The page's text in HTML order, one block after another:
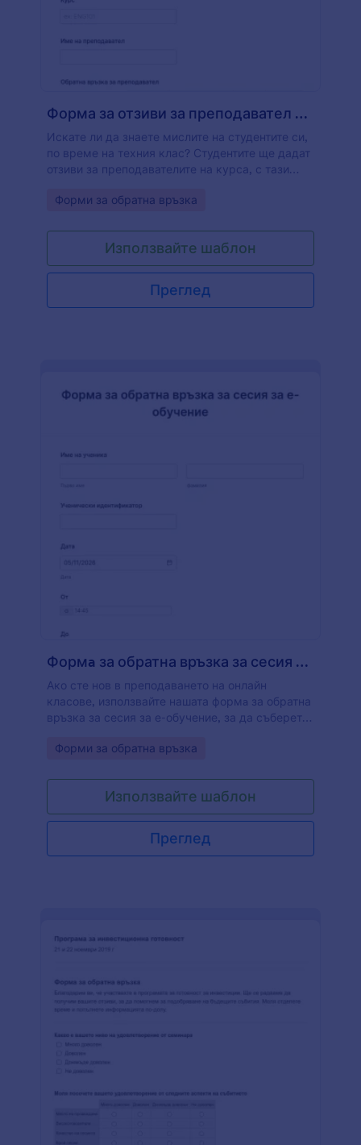
Форма за отзиви за преподавател на курс
Искате ли да знаете мислите на студентите си,
по време на техния клас? Студентите ще дадат
отзиви за преподавателите на курса, с тази
за обратна връзка включва студентски
преподавател, отзиви за преподавател. Ще
знаете дали инструкторът е квалифициран.
Go to Category:
Форми за обратна връзка
Използвайте шаблон
Преглед
Формa за обратна връзка за сесия за е обучение
Ако сте нов в преподаването на онлайн
класове, използвайте нашата формa за обратна
връзка за сесия за е-обучение, за да съберете
справяте, като дистанционен учител. Просто
отговаря на вашите нужди и я публикувайте на
уебсайта на класа ви или изпратете имейл с
линк към формата до учениците. Те могат
лесно да предоставят информация за техните
студенти, преди да оценят качеството и
Google Диск до Dropbox. Искате вашите
връзка за сесия за е-обучение прави същото!
въпроси към вашата форма без никакво
кодиране. Чувствайте се свободни да
изисквате повече писмени отговори от вашите
Go to Category:
Форми за обратна връзка
Използвайте шаблон
Преглед